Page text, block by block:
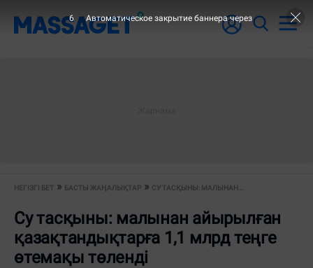
НЕГІЗГІ БЕТ БАСТЫ ЖАҢАЛЫҚТАР СУ ТАСҚЫНЫ: МАЛЫНАН...
Су тасқыны: малынан айырылған
қазақтандықтарға 1,1 млрд теңге
өтемақы төленді
6 Автоматическое закрытие баннера через